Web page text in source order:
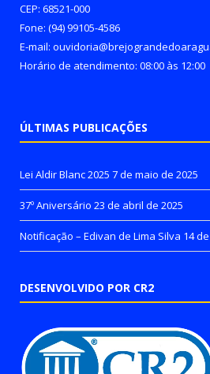
CEP: 68521-000
Fone: (94) 99105-4586
E-mail:
Horário de atendimento: 08:00 às 12:00
ÚLTIMAS PUBLICAÇÕES
Lei Aldir Blanc 2025 7 de maio de 2025
37º Aniversário 23 de abril de 2025
Notificação – Edivan de Lima Silva 14
DESENVOLVIDO POR CR2